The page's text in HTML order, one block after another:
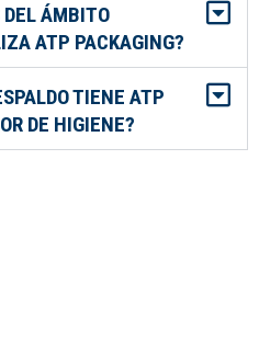
DEL ÁMBITO
ATP PACKAGING?
TIENE ATP
DE HIGIENE?